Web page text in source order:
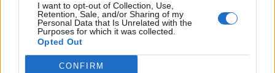
I want to opt-out of Collection, Use,
Retention, Sale, and/or Sharing of my
Personal Data that Is Unrelated with the
Purposes for which it was collected.
Opted Out
CONFIRM
Πάνω από 100 μωρά έχουν
γεννηθεί μέσω εξωσωματικής, με
την υποστήριξη της Be-Live
27 Φεβρουαρίου 2026